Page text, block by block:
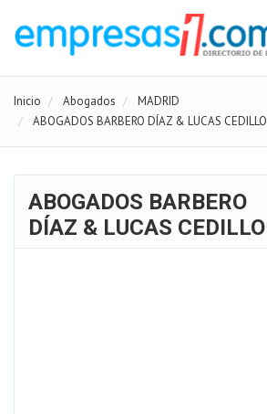
Inicio Abogados
MADRID
ABOGADOS BARBERO DÍAZ & LUCAS CEDILLO
ABOGADOS BARBERO
DÍAZ & LUCAS CEDILLO